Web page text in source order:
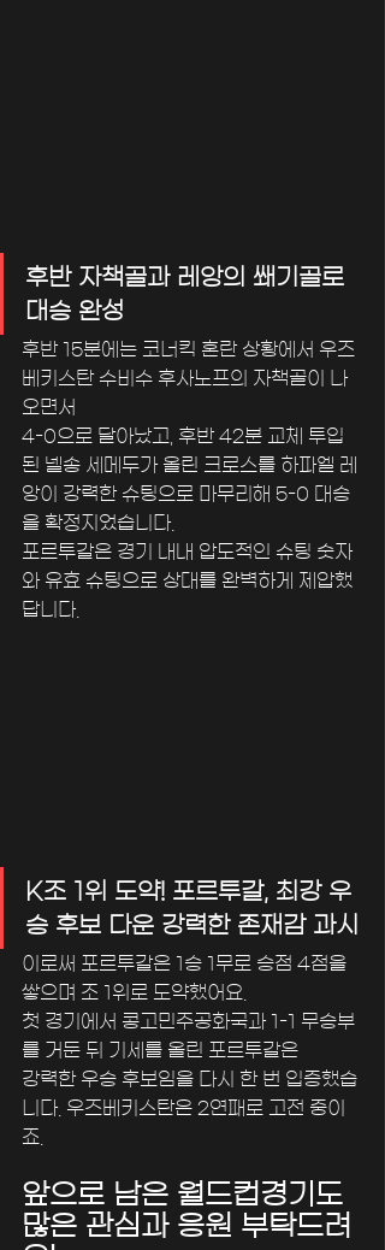
후반 자책골과 레앙의 쐐기골로
대승 완성
후반 15분에는 코너킥 혼란 상황에서 우즈
베키스탄 수비수 후사노프의 자책골이 나
오면서
4-0으로 달아났고, 후반 42분 교체 투입
된 넬송 세메두가 올린 크로스를 하파엘 레
앙이 강력한 슈팅으로 마무리해 5-0 대승
을 확정지었습니다.
포르투갈은 경기 내내 압도적인 슈팅 숫자
와 유효 슈팅으로 상대를 완벽하게 제압했
답니다.
K조 1위 도약! 포르투갈, 최강 우
승 후보 다운 강력한 존재감 과시
이로써 포르투갈은 1승 1무로 승점 4점을
쌓으며 조 1위로 도약했어요.
첫 경기에서 콩고민주공화국과 1-1 무승부
를 거둔 뒤 기세를 올린 포르투갈은
강력한 우승 후보임을 다시 한 번 입증했습
니다. 우즈베키스탄은 2연패로 고전 중이
죠.
앞으로 남은 월드컵경기도
많은 관심과 응원 부탁드려